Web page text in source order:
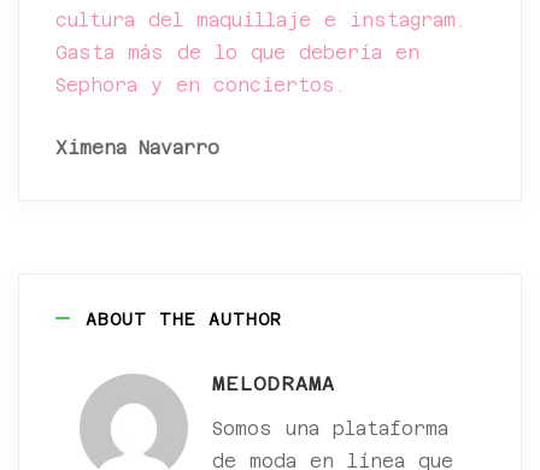
cultura del maquillaje e instagram.
Gasta más de lo que debería en
Sephora y en conciertos.
Ximena Navarro
ABOUT THE AUTHOR
MELODRAMA
Somos una plataforma
de moda en línea que